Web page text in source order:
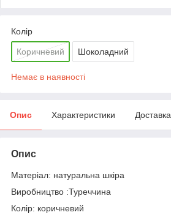
Колір
Коричневий Шоколадний
Немає в наявності
Опис Характеристики Доставка
Опис
Матеріал: натуральна шкіра
Виробництво :Туреччина
Колір: коричневий